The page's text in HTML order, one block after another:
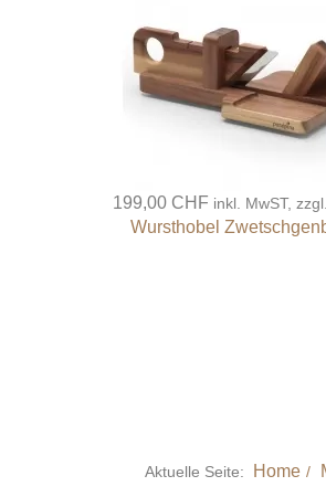
199,00 CHF inkl. MwST, zzgl.
Wursthobel
Aktuelle Seite: Home